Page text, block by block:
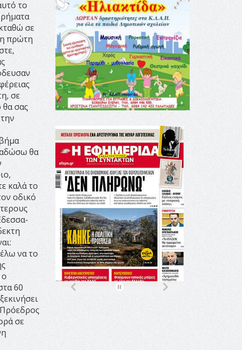
το
σε
η πρώτη
σε
θα σας
θα
καλά το
οδικό
να το
ο
60
σε